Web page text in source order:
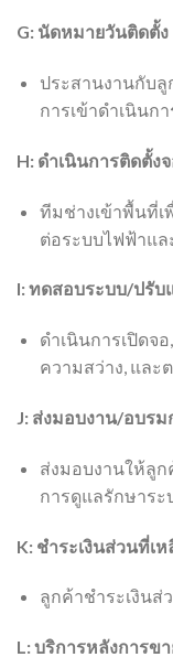
G: นัดหมายวันติดตั้ง
ประสานงานกับ
การเข้าดำเนินก
H: ดำเนินการติดตั้ง
ทีมช่างเข้าพื้นที่เ
ต่อระบบไฟฟ้าแ
I: ทดสอบระบบ/ปรับ
ดำเนินการเปิดจ
ความสว่าง, และ
J: ส่งมอบงาน/อบรม
ส่งมอบงานให้ลูก
การดูแลรักษาระ
K: ชำระเงินส่วนที่เห
ลูกค้าชำระเงิน
L: บริการหลังการข